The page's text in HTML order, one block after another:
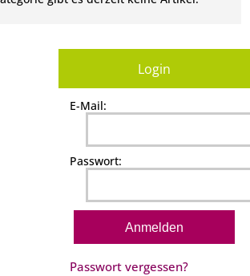
Login
E-Mail:
Passwort:
Passwort vergessen?